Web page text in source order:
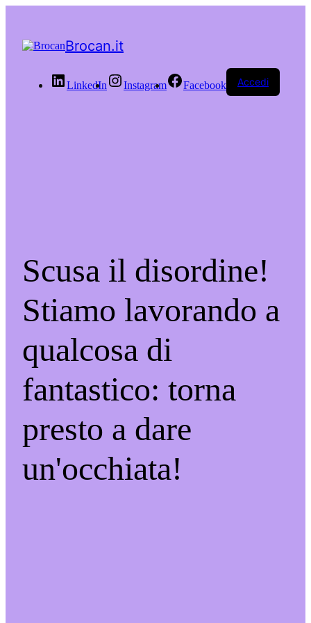
Brocan.it
LinkedIn Instagram Facebook Accedi
Scusa il disordine!
Stiamo lavorando a
qualcosa di
fantastico: torna
presto a dare
un'occhiata!